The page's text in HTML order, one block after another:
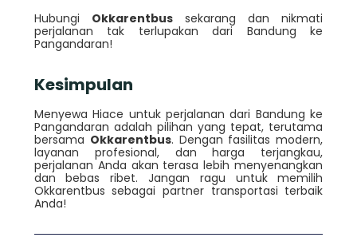
Hubungi Okkarentbussekarang dan nikmati
perjalanan tak terlupakan dari Bandung ke
Pangandaran!
Kesimpulan
Menyewa Hiace untuk perjalanan dari Bandung ke
Pangandaran adalah pilihan yang tepat, terutama
bersama Okkarentbus. Dengan fasilitas modern,
layanan profesional, dan harga terjangkau,
perjalanan Anda akan terasa lebih menyenangkan
dan bebas ribet. Jangan ragu untuk memilih
Okkarentbus sebagai partner transportasi terbaik
Anda!